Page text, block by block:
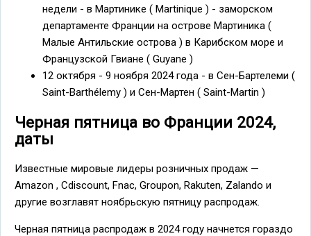
недели - в Мартинике ( Martiniquе ) - заморском
департаменте Франции на острове Мартиника (
Малые Антильские острова ) в Карибском море и
Французской Гвиане ( Guyane )
12 октября - 9 ноября 2024 года - в Сен-Бартелеми (
Saint-Barthélemy ) и Сен-Мартен ( Saint-Martin )
Черная пятница во Франции 2024,
даты
Известные мировые лидеры розничных продаж —
Amazon , Cdiscount, Fnac, Groupon, Rakuten, Zalando и
другие возглавят ноябрьскую пятницу распродаж.
Черная пятница распродаж в 2024 году начнется гораздо